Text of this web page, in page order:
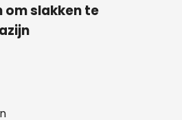
om slakken te